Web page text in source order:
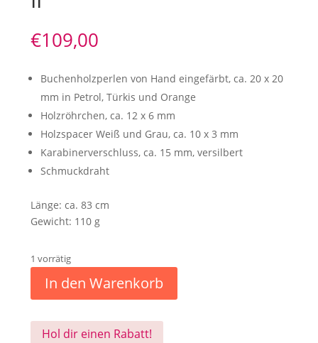
€109,00
Buchenholzperlen von Hand eingefärbt, ca. 20 x 20
mm in Petrol, Türkis und Orange
Holzröhrchen, ca. 12 x 6 mm
Holzspacer Weiß und Grau, ca. 10 x 3 mm
Karabinerverschluss, ca. 15 mm, versilbert
Schmuckdraht
Länge: ca. 83 cm
Gewicht: 110 g
1 vorrätig
In den Warenkorb
Hol dir einen Rabatt!